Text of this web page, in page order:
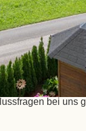
informiere
Angaben aus
bei uns